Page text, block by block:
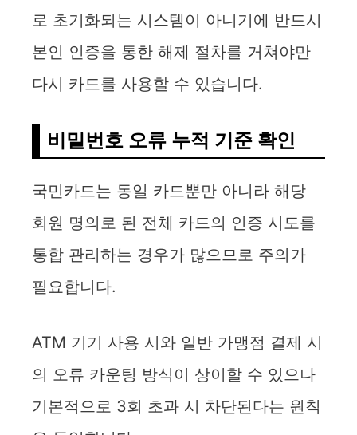
V
i
d
o
로 초기화되는 시스템이 아니기에 반드시
본인 인증을 통한 해제 절차를 거쳐야만
다시 카드를 사용할 수 있습니다.
비밀번호 오류 누적 기준 확인
국민카드는 동일 카드뿐만 아니라 해당
회원 명의로 된 전체 카드의 인증 시도를
통합 관리하는 경우가 많으므로 주의가
필요합니다.
ATM 기기 사용 시와 일반 가맹점 결제 시
의 오류 카운팅 방식이 상이할 수 있으나
기본적으로 3회 초과 시 차단된다는 원칙